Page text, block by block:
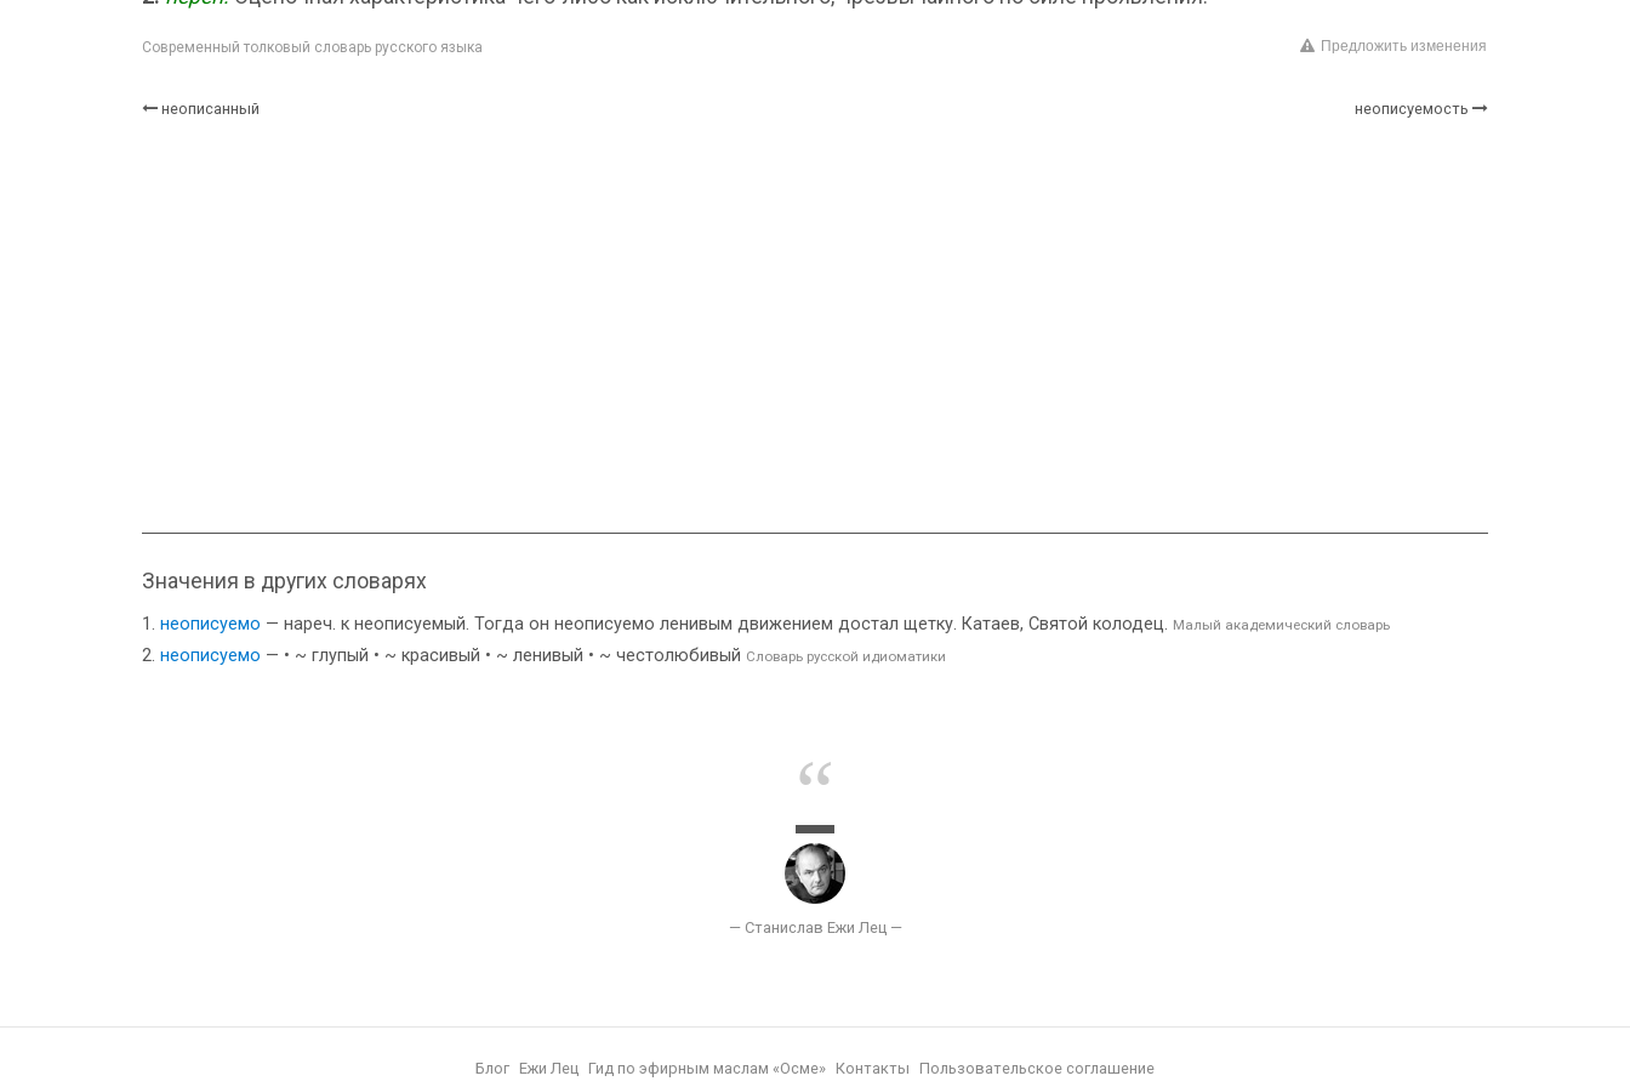
Современный толковый словарь русского языка Предложить изменения
неописанный неописуемость
Значения в других словарях
неописуемо — нареч. к неописуемый. Тогда он неописуемо ленивым движением достал щетку. Катаев, Святой колодец. Малый академический словарь
неописуемо — • ~ глупый • ~ красивый • ~ ленивый • ~ честолюбивый Словарь русской идиоматики
Блог Ежи Лец Гид по эфирным маслам «Осме» Контакты Пользовательское соглашение